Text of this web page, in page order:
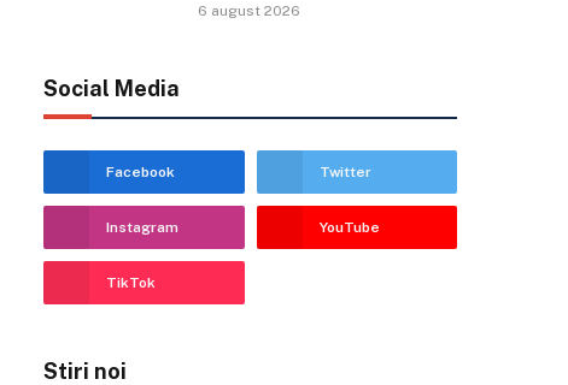
6 august 2026
Social Media
Facebook Twitter
Instagram YouTube
TikTok
Stiri noi